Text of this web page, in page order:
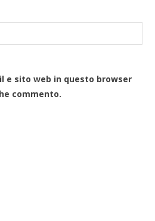
e sito web in questo browser
commento.